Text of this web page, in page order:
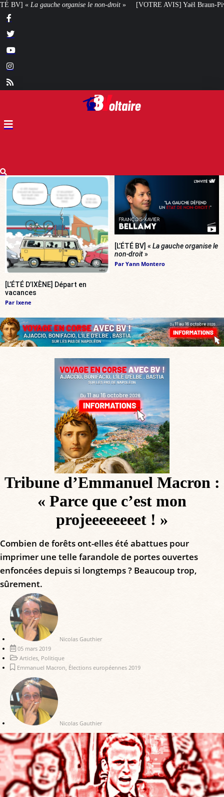
» [VOTRE AVIS] Yaël Braun-Pivet doit-elle renoncer à son projet
[L’ÉTÉ D’IXÈNE] Départ en
vacances
Par Ixene
[L’ÉTÉ BV] « La gauche organise le
non-droit»
Par Yann Montero
Tribune d’Emmanuel Macron :
« Parce que c’est mon
projeeeeeeeet ! »
Combien de forêts ont-elles été abattues pour
imprimer une telle farandole de portes ouvertes
enfoncées depuis si longtemps ? Beaucoup trop,
sûrement.
Nicolas Gauthier
05 mars 2019
Articles, Politique
Emmanuel Macron, Élections européennes 2019
Nicolas Gauthier